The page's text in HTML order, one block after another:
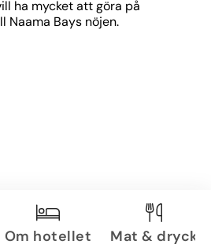
ha mycket att göra på
Naama Bays nöjen.
Om hotellet Mat & dryck